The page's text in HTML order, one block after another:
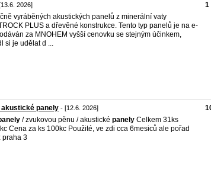
2026]
vyráběných akustických panelů z minerální vaty
PLUS a dřevěné konstrukce. Tento typ panelů je na e-
za MNOHEM vyšší cenovku se stejným účinkem,
si je udělat d ...
1
panely - [12.6. 2026]
/ zvukovou pěnu / akustické panely Celkem 31ks
Cena za ks 100kc Použité, ve zdi cca 6mesiců ale pořad
praha 3